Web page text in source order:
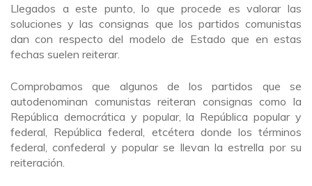
Llegados a este punto, lo que procede es valorar las
soluciones y las consignas que los partidos comunistas
dan con respecto del modelo de Estado que en estas
fechas suelen reiterar.
Comprobamos que algunos de los partidos que se
autodenominan comunistas reiteran consignas como la
República democrática y popular, la República popular y
federal, República federal, etcétera donde los términos
federal, confederal y popular se llevan la estrella por su
reiteración.